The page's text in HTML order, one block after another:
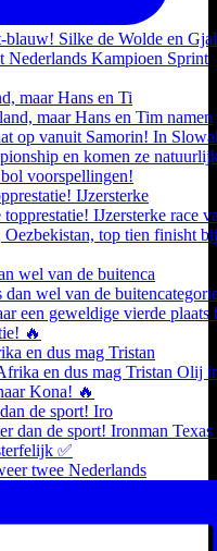
maar Hans en Ti
IJzersterke
wel van de buitenca
en dus mag Tristan
de sport! Iro
twee Nederlands